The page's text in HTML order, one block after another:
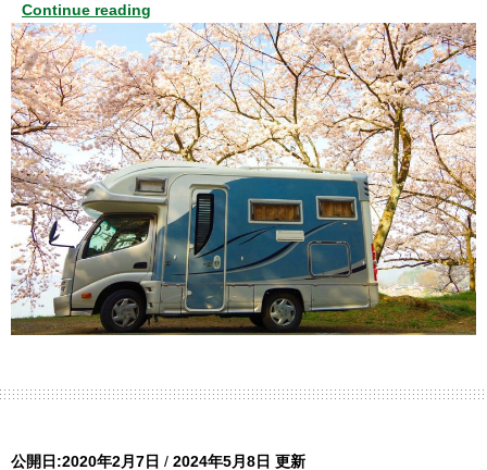
Continue reading
公開日:2020年2月7日 / 2024年5月8日 更新